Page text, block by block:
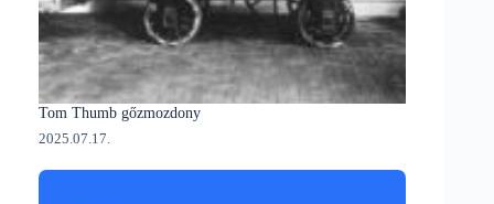
Tom Thumb gőzmozdony
2025.07.17.